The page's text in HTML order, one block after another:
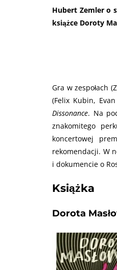
Hubert Zemler o
książce Doroty
Gra w zespołach
(Felix Kubin,
Dissonance. Na
znakomitego
koncertowej
rekomendacji. W
i dokumencie o
Książka
Dorota